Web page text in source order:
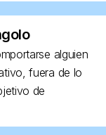
alguien
fuera de lo
de